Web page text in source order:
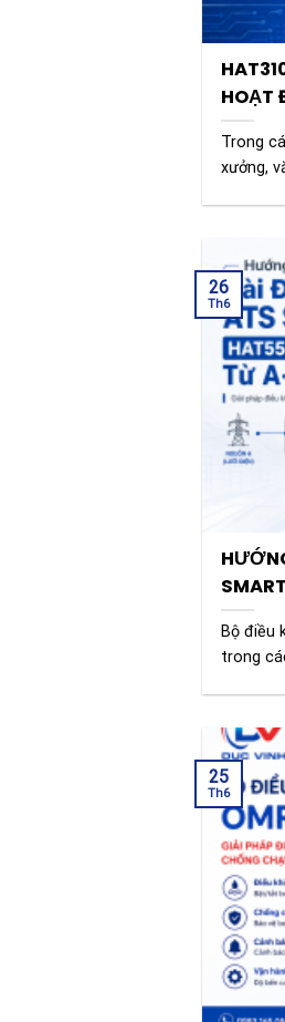
HOẠT
Trong
xưởng,
Bộ điều
trong
26
Th6
25
Th6